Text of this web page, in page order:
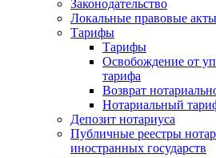
Законодательство
Локальные правовые
Тарифы
Тарифы
Освобождение от
тарифа
Возврат
Нотариальный
Депозит нотариуса
Публичные реестры
иностранных государств